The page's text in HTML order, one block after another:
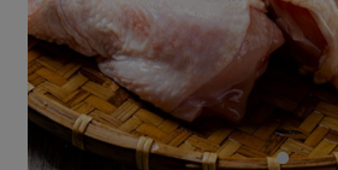
水畜加工品
調理食材・點心
調味醬料/南北貨 烘焙
料理方式
烘焙．點心
醬料
湯品．鍋物
合作25-精選產品第四彈
合作25-精選產品第三彈
更多當季產品
關注議題
減硝酸鹽
非基改運動 支持本
產品檢驗
自主把關
檢驗報告